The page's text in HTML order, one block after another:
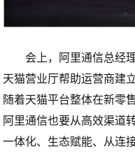
会上，阿里通信总经
天猫营业厅帮助运营商建
随着天猫平台整体在新零
阿里通信也要从高效渠道
一体化、生态赋能、从连